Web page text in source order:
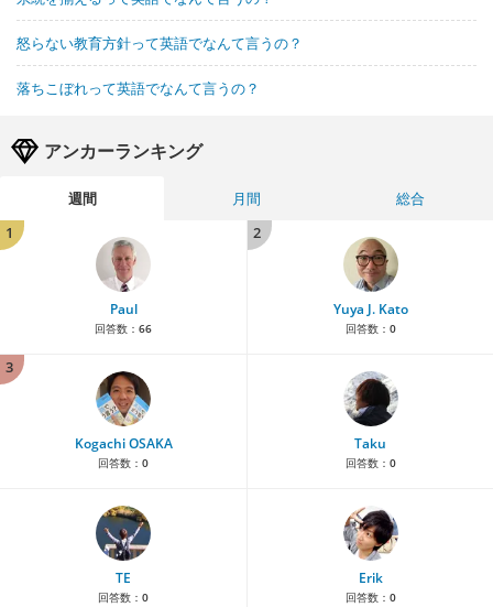
怒らない教育方針って英語でなんて言うの？
落ちこぼれって英語でなんて言うの？
アンカーランキング
週間 月間
総合
1
Paul
回答数： 66
2
Yuya J. Kato
回答数： 0
3
Kogachi OSAKA
回答数： 0
Taku
回答数： 0
TE
回答数： 0
Erik
回答数： 0